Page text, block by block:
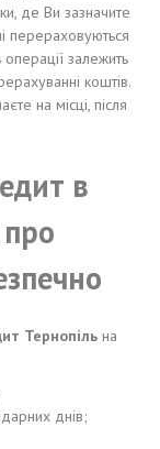
де Ви зазначите
перераховуються
операції залежить
коштів.
на місці, після
в
Тернопіль на
днів;